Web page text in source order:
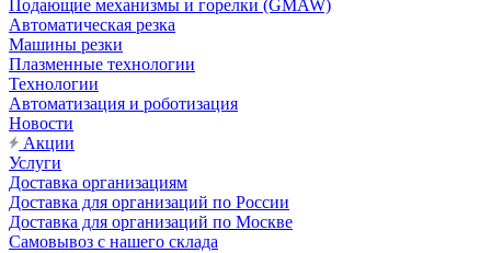
Подающие механизмы и горелки (GMAW)
Автоматическая резка
Машины резки
Плазменные технологии
Технологии
Автоматизация и роботизация
Новости
Акции
Услуги
Доставка организациям
Доставка для организаций по России
Доставка для организаций по Москве
Самовывоз с нашего склада